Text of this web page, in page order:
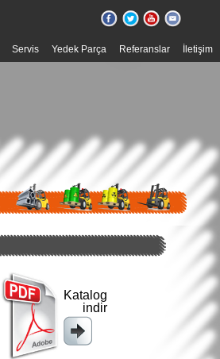
Servis Yedek Parça Referanslar İletişim
Katalog
indir